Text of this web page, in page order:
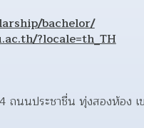
bachelor/
?locale=th_TH
นนประชาชื่น ทุ่งสองห้อง เ